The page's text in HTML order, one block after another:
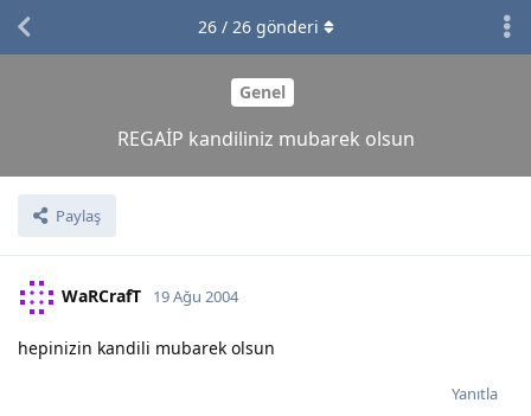
Genel
REGAİP kandiliniz mubarek olsun
Paylaş
26/ 26gönderi
WaRCrafT 19 Ağu 2004
hepinizin kandili mubarek olsun
Yanıtla